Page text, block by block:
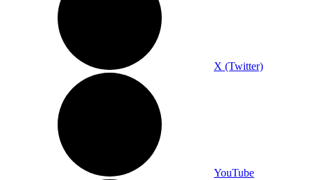
X (Twitter)
YouTube